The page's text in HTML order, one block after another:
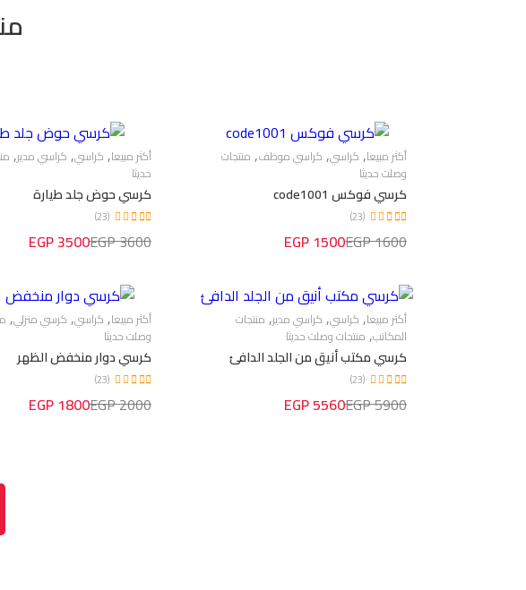
أكثر مبيعا, كراسي, كراسي موظف, منتجات
وصلت حديثا
كرسي فوكس code1001
(23)
1600 EGP
1500 EGP
أكثر مبيعا, كراسي, كراسي مدير,
حديثا
كرسي حوض جلد طيارة
(23)
3600 EGP
3500 EGP
أكثر مبيعا, كراسي, كراسي مدير, منتجات
المكاتب, منتجات وصلت حديثا
كرسي مكتب أنيق من الجلد الدافئ
(23)
5900 EGP
5560 EGP
أكثر مبيعا, كراسي, كرسي منزلي,
وصلت حديثا
كرسي دوار منخفض الظهر
(23)
2000 EGP
1800 EGP